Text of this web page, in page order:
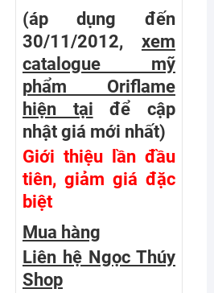
(áp dụng đến
30/11/2012, xem
catalogue mỹ
phẩm Oriflame
hiện tại
để cập
nhật giá mới nhất)
Giới thiệu lần đầu
tiên, giảm giá đặc
biệt
Mua hàng
Liên hệ Ngọc Thúy
Shop